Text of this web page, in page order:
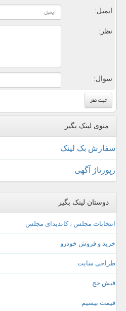
ایمیل:
نظر:
سوال:
منوی لینک بگیر
سفارش بک لینک
رپورتاژ آگهی
دوستان لینک بگیر
انتخابات مجلس ، کاندیدای مجلس
خرید و فروش خودرو
طراحی سایت
فیش حج
قیمت بیسیم